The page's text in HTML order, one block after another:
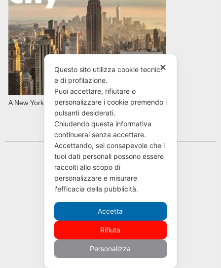
A New York con AVIS in primavera
Cookie Policy|Privacy Policy
✕
Questo sito utilizza cookie tecnici
e di profilazione.
Puoi accettare, rifiutare o
personalizzare i cookie premendo i
pulsanti desiderati.
Chiudendo questa informativa
continuerai senza accettare.
Accettando, sei consapevole che i
tuoi dati personali possono essere
raccolti allo scopo di
personalizzare e misurare
l'efficacia della pubblicità.
Accetta
Rifiuta
Personalizza